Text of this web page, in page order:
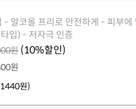
- 알코올 프리로 안전하게 - 피부에
입) - 저자극 인증
원 (10%할인)
원
원)